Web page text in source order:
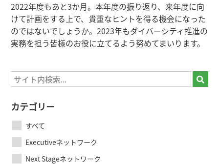
2022年度もあと3か月。本年度の振り返り、来年度に向
けて計画をする上で、貴重なヒントを得る機会になった
のではないでしょうか。2023年もダイバーシティ推進の
実務を担う皆様のお役に立てるよう努めてまいります。
カテゴリー
すべて
Executiveネットワーク
Next Stageネットワーク